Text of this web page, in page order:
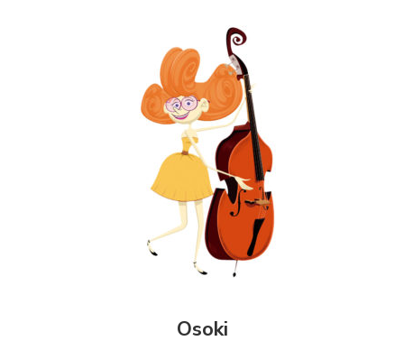
Osoki